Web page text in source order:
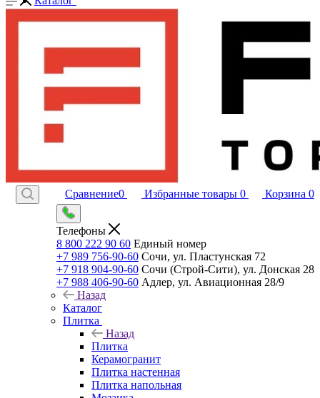
Сравнение0 Избранные товары 0 Корзина 0
Телефоны
8 800 222 90 60 Единый номер
+7 989 756-90-60 Сочи, ул. Пластунская 72
+7 918 904-90-60 Сочи (Строй-Сити), ул. Донская 28
+7 988 406-90-60 Адлер, ул. Авиационная 28/9
Назад
Каталог
Плитка
Назад
Плитка
Керамогранит
Плитка настенная
Плитка напольная